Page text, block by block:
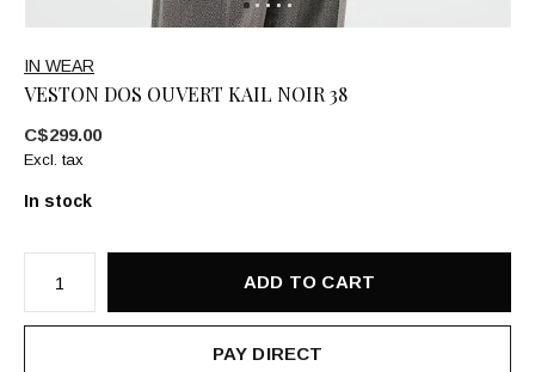
IN WEAR
VESTON DOS OUVERT KAIL NOIR 38
C$299.00
Excl. tax
In stock
ADD TO CART
PAY DIRECT